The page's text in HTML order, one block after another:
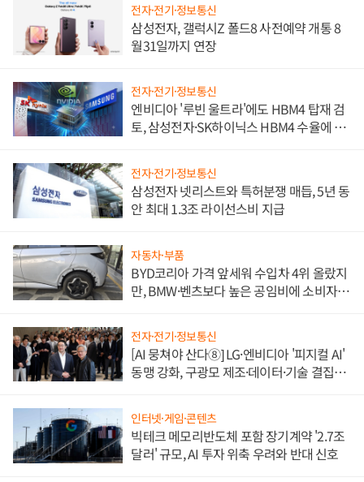
전자·전기·정보통신
삼성전자, 갤럭시Z 폴드8 사전예약 개통 8
월31일까지 연장
전자·전기·정보통신
엔비디아 '루빈 울트라'에도 HBM4 탑재 검
토, 삼성전자·SK하이닉스 HBM4 수율에 주
전자·전기·정보통신
삼성전자 넷리스트와 특허분쟁 매듭, 5년 동
안 최대 1.3조 라이선스비 지급
자동차·부품
BYD코리아 가격 앞세워 수입차 4위 올랐지
만, BMW·벤츠보다 높은 공임비에 소비자
전자·전기·정보통신
[AI 뭉쳐야 산다⑧] LG·엔비디아 '피지컬 AI'
동맹 강화, 구광모 제조·데이터·기술 결집
인터넷·게임·콘텐츠
빅테크 메모리반도체 포함 장기계약 '2.7조
달러' 규모, AI 투자 위축 우려와 반대 신호